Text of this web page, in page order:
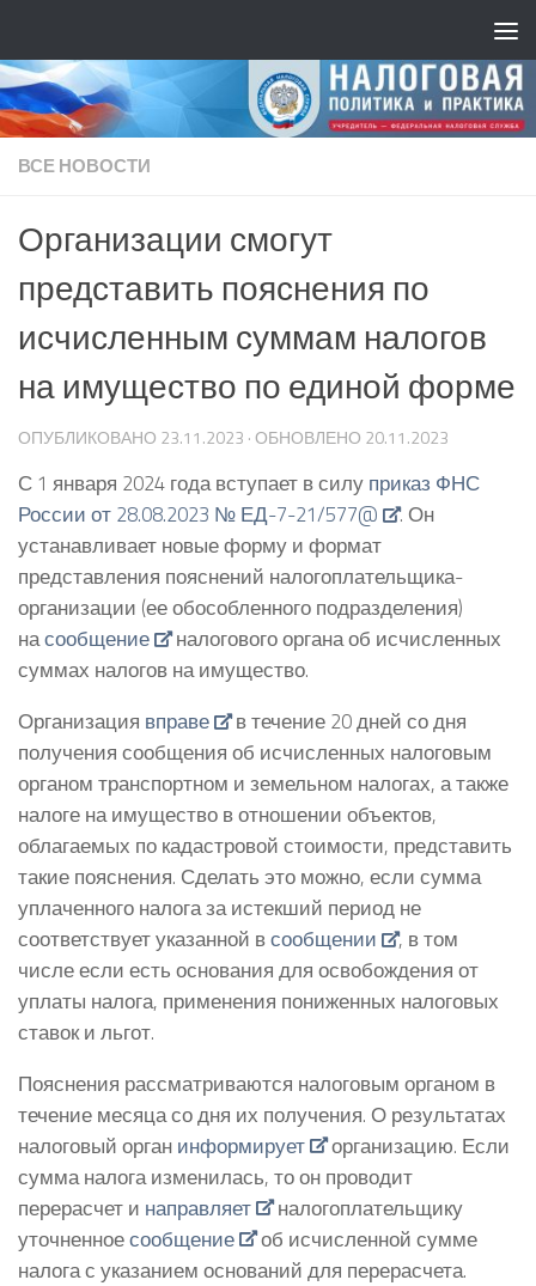
ВСЕ НОВОСТИ
Организации смогут
представить пояснения по
исчисленным суммам налогов
на имущество по единой форме
ОПУБЛИКОВАНО 23.11.2023 · ОБНОВЛЕНО 20.11.2023
С 1 января 2024 года вступает в силу приказ ФНС
России от 28.08.2023 № ЕД-7-21/577@
. Он
устанавливает новые форму и формат
представления пояснений налогоплательщика-
организации (ее обособленного подразделения)
насообщение
налогового органа об исчисленных
суммах налогов на имущество.
Организация вправе
в течение 20 дней со дня
получения сообщения об исчисленных налоговым
органом транспортном и земельном налогах, а также
налоге на имущество в отношении объектов,
облагаемых по кадастровой стоимости, представить
такие пояснения. Сделать это можно, если сумма
уплаченного налога за истекший период не
соответствует указанной всообщении
, в том
числе если есть основания для освобождения от
уплаты налога, применения пониженных налоговых
ставок и льгот.
Пояснения рассматриваются налоговым органом в
течение месяца со дня их получения. О результатах
налоговый орган информирует
организацию. Если
сумма налога изменилась, то он проводит
перерасчет и направляет
налогоплательщику
уточненноесообщение
об исчисленной сумме
налога с указанием оснований для перерасчета.